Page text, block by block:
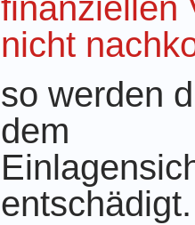
finanziellen
nicht
so werden
dem
entschädigt.